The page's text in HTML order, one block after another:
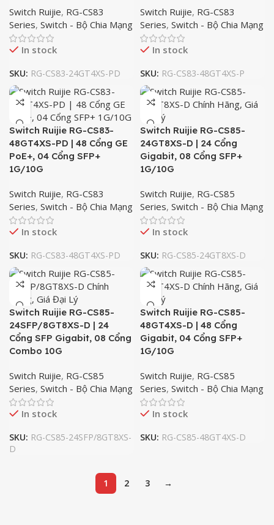
Switch Ruijie, RG-CS83
Series, Switch - Bộ Chia Mạng
In stock
SKU: RG-CS83-24GT4XS-PD
Switch Ruijie, RG-CS83
Series, Switch - Bộ Chia Mạng
In stock
SKU: RG-CS83-48GT4XS-P
Switch Ruijie RG-CS83-
48GT4XS-PD | 48 Cổng GE
PoE+, 04 Cổng SFP+
1G/10G
Switch Ruijie, RG-CS83
Series, Switch - Bộ Chia Mạng
In stock
SKU: RG-CS83-48GT4XS-PD
Switch Ruijie RG-CS85-
24GT8XS-D | 24 Cổng
Gigabit, 08 Cổng SFP+
1G/10G
Switch Ruijie, RG-CS85
Series, Switch - Bộ Chia Mạng
In stock
SKU: RG-CS85-24GT8XS-D
Switch Ruijie RG-CS85-
24SFP/8GT8XS-D | 24
Cổng SFP Gigabit, 08 Cổng
Combo 10G
Switch Ruijie, RG-CS85
Series, Switch - Bộ Chia Mạng
In stock
SKU: RG-CS85-24SFP/8GT8XS-
D
Switch Ruijie RG-CS85-
48GT4XS-D | 48 Cổng
Gigabit, 04 Cổng SFP+
1G/10G
Switch Ruijie, RG-CS85
Series, Switch - Bộ Chia Mạng
In stock
SKU: RG-CS85-48GT4XS-D
1 2 3 →